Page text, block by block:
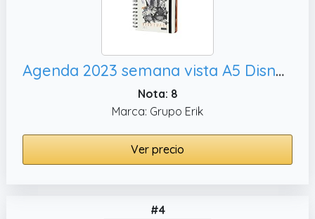
Agenda 2023 semana vista A5 Disney Pesadilla antes de navidad - Agenda anual 2023 - Agenda A5| Agenda 2023 Disney - Planner 2023 - Producto con licencia oficial
Nota: 8
Marca: Grupo Erik
Ver precio
#4